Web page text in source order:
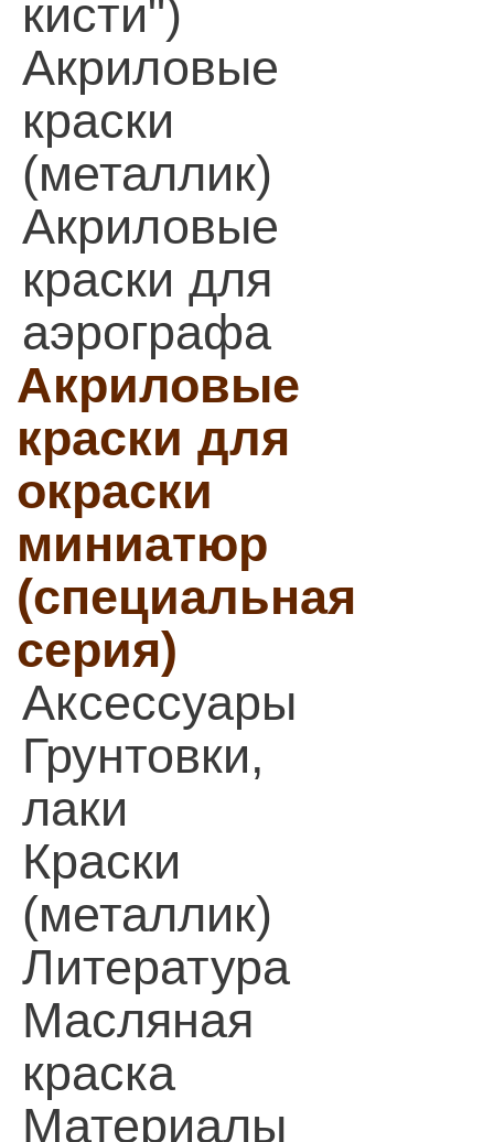
кисти")
Акриловые
краски
(металлик)
Акриловые
краски для
аэрографа
Акриловые
краски для
окраски
миниатюр
(специальная
серия)
Аксессуары
Грунтовки,
лаки
Краски
(металлик)
Литература
Масляная
краска
Материалы